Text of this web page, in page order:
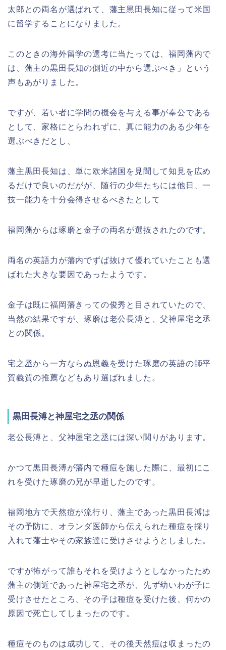
太郎との両名が選ばれて、藩主黒田長知に従って米国
に留学することになりました。
このときの海外留学の選考に当たっては、福岡藩内で
は、藩主の黒田長知の側近の中から選ぶべき」という
声もあがりました。
ですが、若い者に学問の機会を与える事が奉公である
として、家格にとらわれずに、真に能力のある少年を
選ぶべきだとし、
藩主黒田長知は、単に欧米諸国を見聞して知見を広め
るだけで良いのだがが、随行の少年たちには他日、一
技一能力を十分会得させるべきたとして
福岡藩からは琢磨と金子の両名が選抜されたのです。
両名の英語力が藩内でずば抜けて優れていたことも選
ばれた大きな要因であったようです。
金子は既に福岡藩きっての俊秀と目されていたので、
当然の結果ですが、琢磨は老公長溥と、父神屋宅之丞
との関係。
宅之丞から一方ならぬ恩義を受けた琢磨の英語の師平
賀義質の推薦などもあり選ばれました。
黒田長溥と神屋宅之丞の関係
老公長溥と、父神屋宅之丞には深い関りがあります。
かつて黒田長溥が藩内で種痘を施した際に、最初にこ
れを受けた琢磨の兄が早逝したのです。
福岡地方で天然痘が流行り、藩主であった黒田長溥は
その予防に、オランダ医師から伝えられた種痘を採り
入れて藩士やその家族達に受けさせようとしました。
ですが怖がって誰もそれを受けようとしなかったため
藩主の側近であった神屋宅之丞が、先ず幼いわが子に
受けさせたところ、その子は種痘を受けた後、何かの
原因で死亡してしまったのです。
種痘そのものは成功して、その後天然痘は収まったの